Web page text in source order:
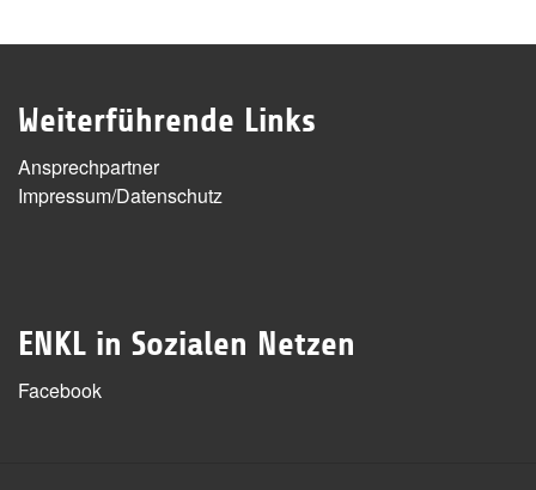
Weiterführende Links
Ansprechpartner
Impressum/Datenschutz
ENKL in Sozialen Netzen
Facebook